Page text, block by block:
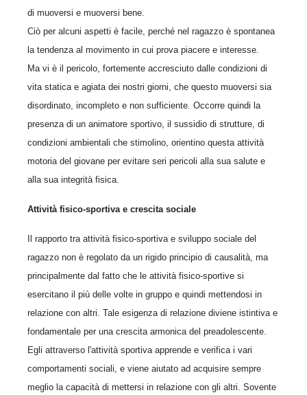
di muoversi e muoversi bene.
Ciò per alcuni aspetti è facile, perché nel ragazzo è spontanea
la tendenza al movimento in cui prova piacere e interesse.
Ma vi è il pericolo, fortemente accresciuto dalle condizioni di
vita statica e agiata dei nostri giorni, che questo muoversi sia
disordinato, incompleto e non sufficiente. Occorre quindi la
presenza di un animatore sportivo, il sussidio di strutture, di
condizioni ambientali che stimolino, orientino questa attività
motoria del giovane per evitare seri pericoli alla sua salute e
alla sua integrità fisica.
Attività fisico-sportiva e crescita sociale
Il rapporto tra attività fisico-sportiva e sviluppo sociale del
ragazzo non è regolato da un rigido principio di causalità, ma
principalmente dal fatto che le attività fisico-sportive si
esercitano il più delle volte in gruppo e quindi mettendosi in
relazione con altri. Tale esigenza di relazione diviene istintiva e
fondamentale per una crescita armonica del preadolescente.
Egli attraverso l'attività sportiva apprende e verifica i vari
comportamenti sociali, e viene aiutato ad acquisire sempre
meglio la capacità di mettersi in relazione con gli altri. Sovente